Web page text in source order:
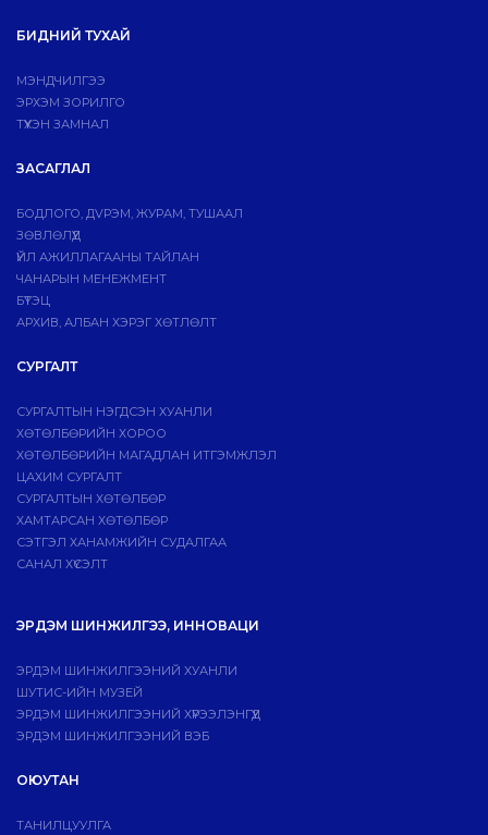
БИДНИЙ ТУХАЙ
МЭНДЧИЛГЭЭ
ЭРХЭМ ЗОРИЛГО
ТҮҮХЭН ЗАМНАЛ
ЗАСАГЛАЛ
БОДЛОГО, ДVРЭМ, ЖУРАМ, ТУШААЛ
ЗӨВЛӨЛҮҮД
ҮЙЛ АЖИЛЛАГААНЫ ТАЙЛАН
ЧАНАРЫН МЕНЕЖМЕНТ
БҮТЭЦ
АРХИВ, АЛБАН ХЭРЭГ ХӨТЛӨЛТ
СУРГАЛТ
СУРГАЛТЫН НЭГДСЭН ХУАНЛИ
ХӨТӨЛБӨРИЙН ХОРОО
ХӨТӨЛБӨРИЙН МАГАДЛАН ИТГЭМЖЛЭЛ
ЦАХИМ СУРГАЛТ
СУРГАЛТЫН ХӨТӨЛБӨР
ХАМТАРСАН ХӨТӨЛБӨР
СЭТГЭЛ ХАНАМЖИЙН СУДАЛГАА
САНАЛ ХҮСЭЛТ
ЭРДЭМ ШИНЖИЛГЭЭ, ИННОВАЦИ
ЭРДЭМ ШИНЖИЛГЭЭНИЙ ХУАНЛИ
ШУТИС-ИЙН МУЗЕЙ
ЭРДЭМ ШИНЖИЛГЭЭНИЙ ХҮРЭЭЛЭНГҮҮД
ЭРДЭМ ШИНЖИЛГЭЭНИЙ ВЭБ
ОЮУТАН
ТАНИЛЦУУЛГА